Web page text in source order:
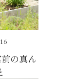
の真ん